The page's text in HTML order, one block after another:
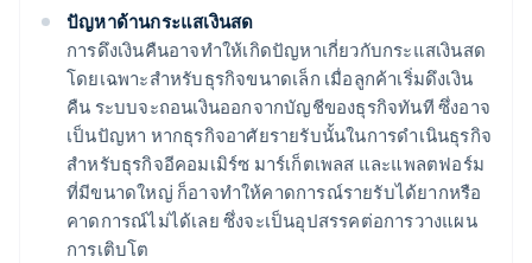
ปัญหาด้านกระแสเงินสด
การดึงเงินคืนอาจทําให้เกิดปัญหาเกี่ยวกับกระแสเงินสด
โดยเฉพาะสําหรับธุรกิจขนาดเล็ก เมื่อลูกค้าเริ่มดึงเงิน
คืน ระบบจะถอนเงินออกจากบัญชีของธุรกิจทันที ซึ่งอาจ
เป็นปัญหา หากธุรกิจอาศัยรายรับนั้นในการดําเนินธุรกิจ
สําหรับธุรกิจอีคอมเมิร์ซ มาร์เก็ตเพลส และแพลตฟอร์ม
ที่มีขนาดใหญ่ ก็อาจทำให้คาดการณ์รายรับได้ยากหรือ
คาดการณ์ไม่ได้เลย ซึ่งจะเป็นอุปสรรคต่อการวางแผน
การเติบโต